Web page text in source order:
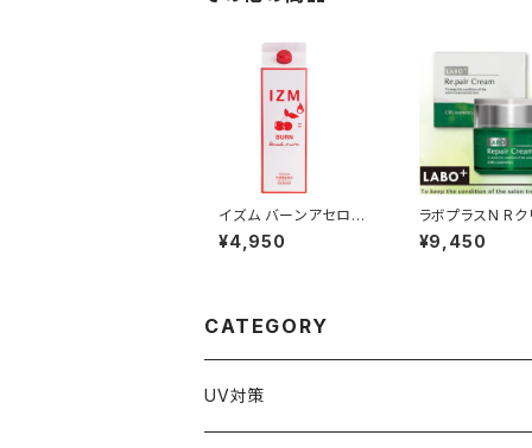
イズム バーンアセロラ
テイスト 1000ml
¥4,950
ラボプラスN Rク
¥9,450
CATEGORY
UV対策